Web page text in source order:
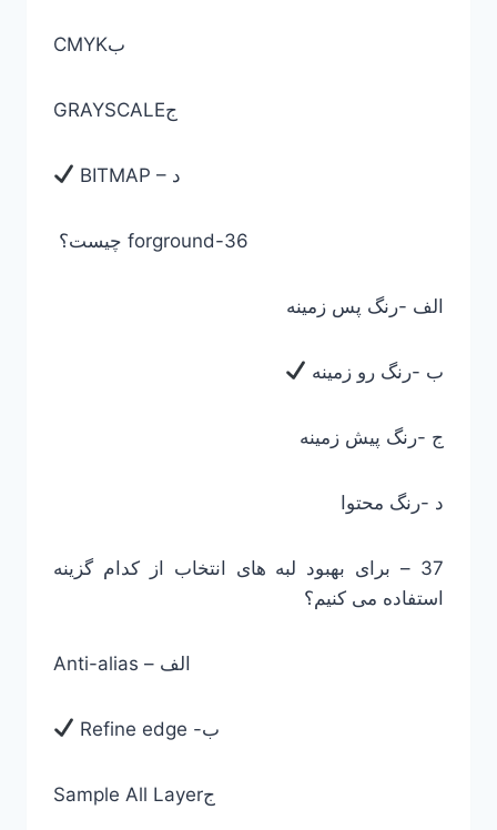
CMYKب
GRAYSCALEج
BITMAP – د
چیست؟ forground-36
الف -رنگ پس زمینه
ب -رنگ رو زمینه
ج -رنگ پیش زمینه
د -رنگ محتوا
37 – برای بهبود لبه های انتخاب از کدام گزینه
استفاده می کنیم؟
Anti-alias – الف
Refine edge -ب
Sample All Layerج